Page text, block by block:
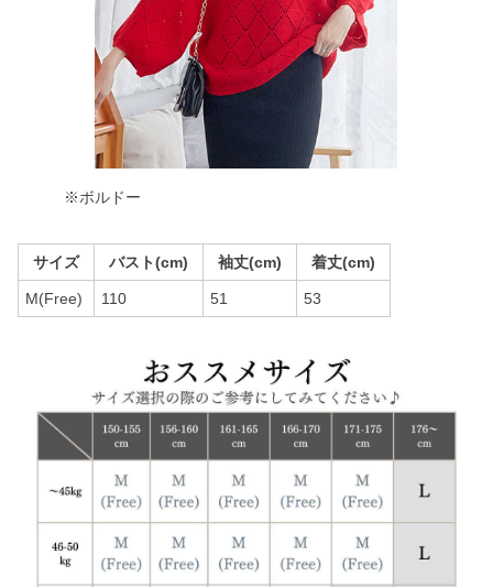
※ボルドー
サイズ バスト(cm) 袖丈(cm) 着丈(cm)
M(Free) 110 51 53